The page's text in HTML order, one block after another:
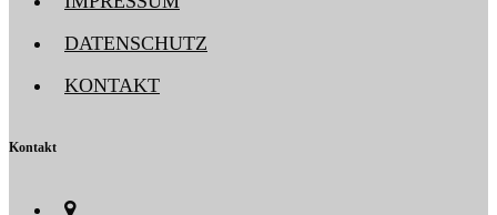
DATENSCHUTZ
KONTAKT
Kontakt